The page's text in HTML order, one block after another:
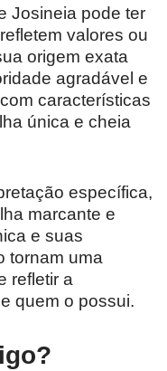
Josineia pode ter
valores ou
origem exata
agradável e
características
única e cheia
específica,
marcante e
e suas
tornam uma
refletir a
quem o possui.